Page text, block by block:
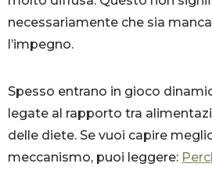
necessariamente che sia
l’impegno.
Spesso entrano in gioco
legate al rapporto tra
delle diete. Se vuoi capire
meccanismo, puoi leggere: